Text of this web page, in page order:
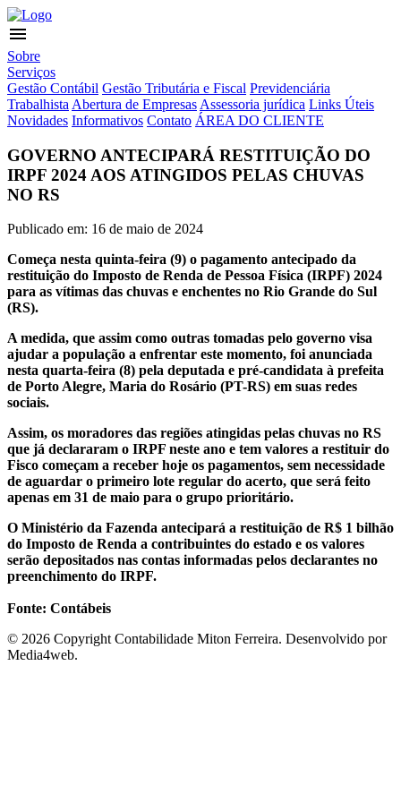
menu
Sobre
Serviços
Gestão Contábil Gestão Tributária e Fiscal Previdenciária
Trabalhista Abertura de Empresas Assessoria jurídica Links Úteis
Novidades Informativos Contato ÁREA DO CLIENTE
GOVERNO ANTECIPARÁ RESTITUIÇÃO DO
IRPF 2024 AOS ATINGIDOS PELAS CHUVAS
NO RS
Publicado em: 16 de maio de 2024
Começa nesta quinta-feira (9) o pagamento antecipado da
restituição do Imposto de Renda de Pessoa Física (IRPF) 2024
para as vítimas das chuvas e enchentes no Rio Grande do Sul
(RS).
A medida, que assim como outras tomadas pelo governo visa
ajudar a população a enfrentar este momento, foi anunciada
nesta quarta-feira (8) pela deputada e pré-candidata à prefeita
de Porto Alegre, Maria do Rosário (PT-RS) em suas redes
sociais.
Assim, os moradores das regiões atingidas pelas chuvas no RS
que já declararam o IRPF neste ano e tem valores a restituir do
Fisco começam a receber hoje os pagamentos, sem necessidade
de aguardar o primeiro lote regular do acerto, que será feito
apenas em 31 de maio para o grupo prioritário.
O Ministério da Fazenda antecipará a restituição de R$ 1 bilhão
do Imposto de Renda a contribuintes do estado e os valores
serão depositados nas contas informadas pelos declarantes no
preenchimento do IRPF.
Fonte: Contábeis
© 2026 Copyright Contabilidade Miton Ferreira. Desenvolvido por
Media4web.